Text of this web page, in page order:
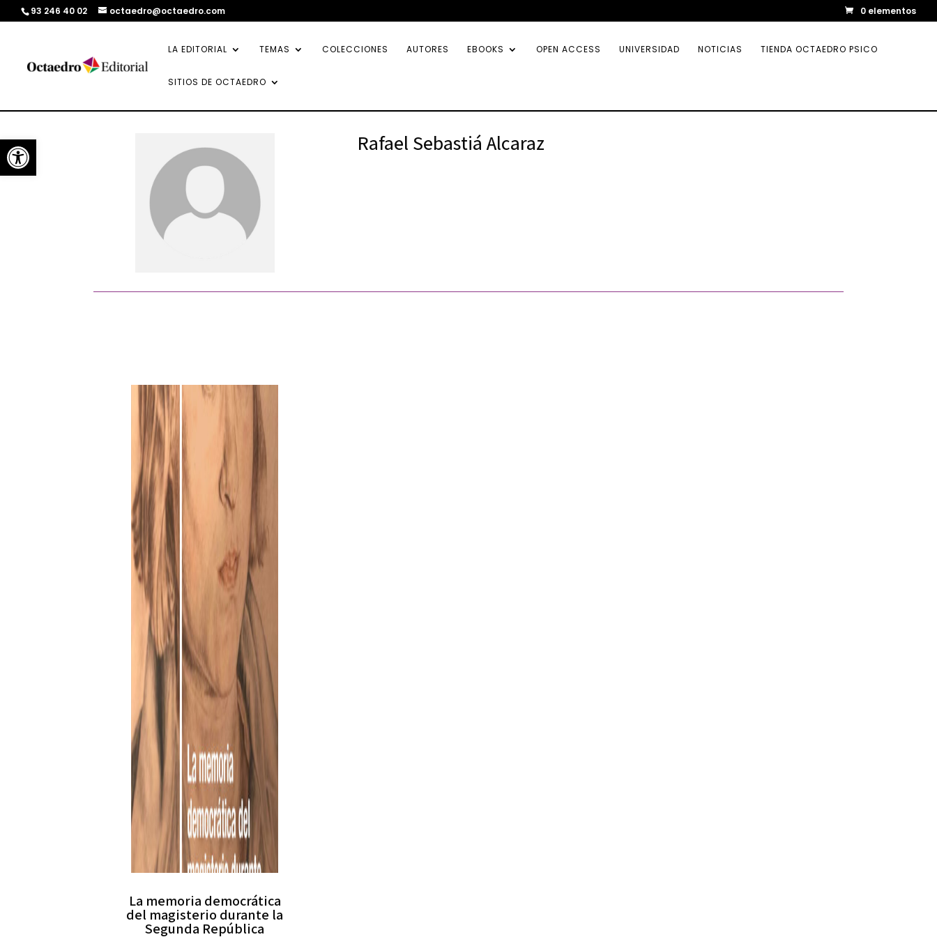
Abrir barra de herramientas
93 246 40 02 octaedro@octaedro.com 0 elementos
LA EDITORIAL TEMAS COLECCIONES AUTORES EBOOKS OPEN ACCESS UNIVERSIDAD NOTICIAS TIENDA OCTAEDRO PSICO
SITIOS DE OCTAEDRO
Rafael Sebastiá Alcaraz
La memoria democrática
del magisterio durante la
Segunda República